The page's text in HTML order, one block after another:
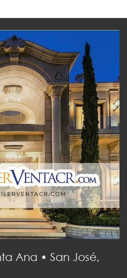
Ana • San José,